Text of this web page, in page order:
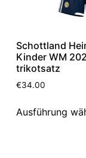
Schottland
Kinder WM
trikotsatz
€34.00
Ausführung